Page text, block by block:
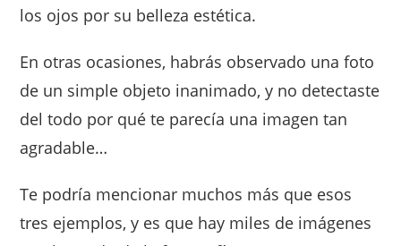
los ojos por su belleza estética.
En otras ocasiones, habrás observado una foto
de un simple objeto inanimado, y no detectaste
del todo por qué te parecía una imagen tan
agradable…
Te podría mencionar muchos más que esos
tres ejemplos, y es que hay miles de imágenes